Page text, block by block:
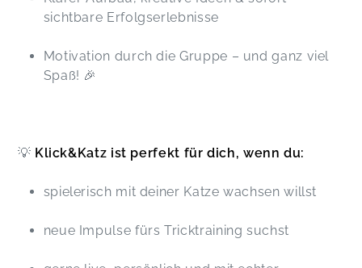
sichtbare Erfolgserlebnisse
Motivation durch die Gruppe – und ganz viel
Spaß! 🎉
💡 Klick&Katz ist perfekt für dich, wenn du:
spielerisch mit deiner Katze wachsen willst
neue Impulse fürs Tricktraining suchst